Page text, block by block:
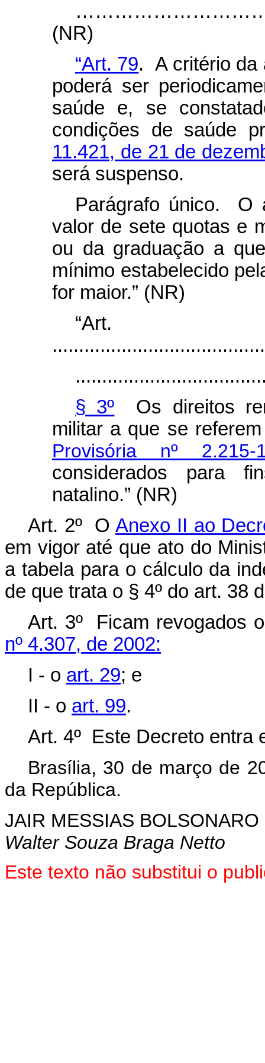
(NR)
“Art. 79. A critério da
poderá ser
saúde e, se
condições de saúde
11.421, de 21 de
será suspenso.
Parágrafo único. O
valor de sete quotas e
ou da graduação a
mínimo estabelecido
for maior.” (NR)
§ 3º Os direitos
militar a que se
Provisória nº
considerados para
natalino.” (NR)
Art. 2º O Anexo II ao
em vigor até que ato do
a tabela para o cálculo da
de que trata o § 4º do art. 38
Art. 3º Ficam revogados
nº 4.307, de 2002:
I - o art. 29; e
II - o art. 99.
Art. 4º Este Decreto entra
Brasília, 30 de março de
da República.
JAIR MESSIAS BOLSONARO
Walter Souza Braga Netto
Este texto não substitui o